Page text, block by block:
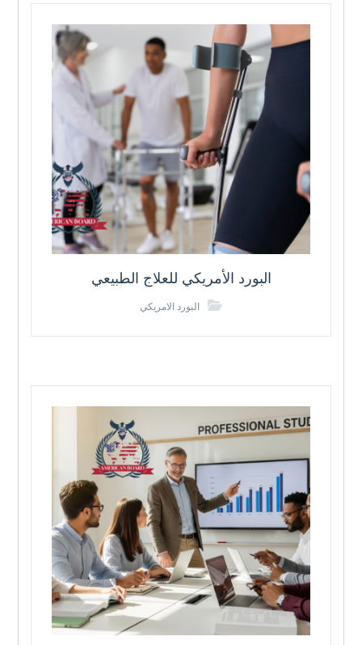
البورد الأمريكي للعلاج الطبيعي
البورد الامريكي